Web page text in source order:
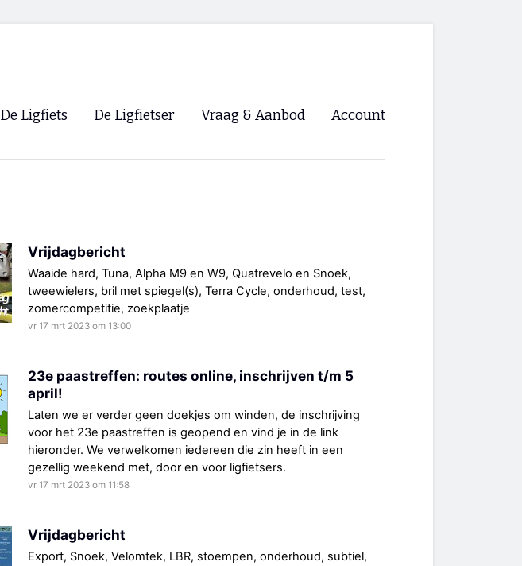
De Ligfiets De Ligfietser
Lokale Fietsverenigingen
EHPVA & EuSupino 🡺
Vraag & Aanbod Account
Vrijdagbericht
Waaide hard, Tuna, Alpha M9 en W9, Quatrevelo en Snoek,
tweewielers, bril met spiegel(s), Terra Cycle, onderhoud, test,
zomercompetitie, zoekplaatje
vr 17 mrt 2023 om 13:00
23e paastreffen: routes online, inschrijven t/m 5
april!
Laten we er verder geen doekjes om winden, de inschrijving
voor het 23e paastreffen is geopend en vind je in de link
hieronder. We verwelkomen iedereen die zin heeft in een
gezellig weekend met, door en voor ligfietsers.
vr 17 mrt 2023 om 11:58
Vrijdagbericht
Export, Snoek, Velomtek, LBR, stoempen, onderhoud, subtiel,